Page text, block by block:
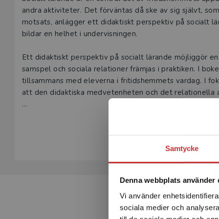
Samtycke
Denna webbplats använder
Vi använder
sociala medier och
andra aktiviteter. Det förväntas då ske av sig självt,
motsats, anlägger ett didaktiskt perspektiv på socialt
bildar en helhet i undervisningen.
Ett didaktiskt perspektiv på socialt lärande möjliggör
samspel och sociala relationer främjas i praktiken. I
tillsammans med eleverna i fritidshemmets vardag. I
att den didaktiska medvetenheten och det relationella